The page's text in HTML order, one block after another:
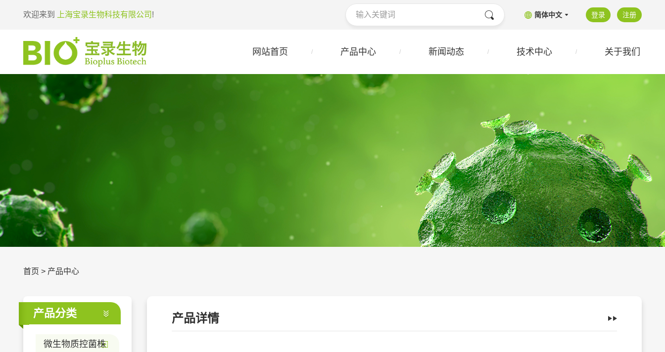
欢迎来到 上海宝录生物科技有限公司 ! 简体中文 登录 注册
网站首页 产品中心 新闻动态 技术中心 关于我们
首页 > 产品中心
产品分类
微生物质控菌株
产品详情